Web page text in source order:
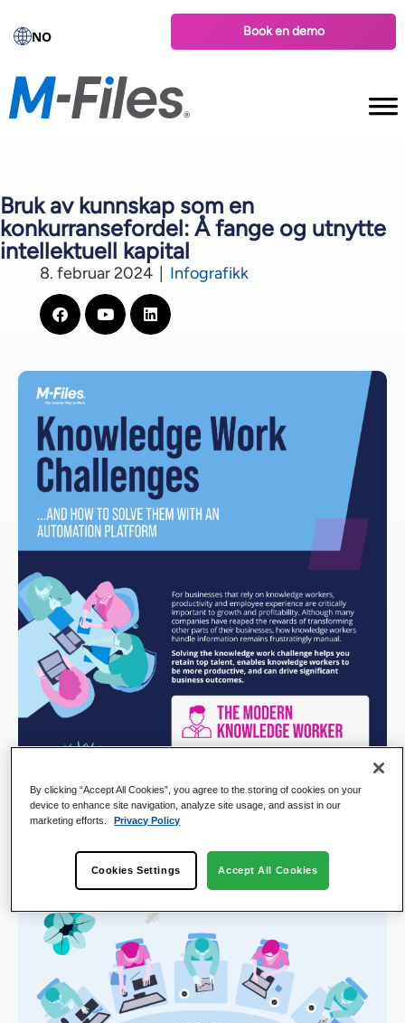
NO Book en demo
Bruk av kunnskap som en
konkurransefordel: Å fange og utnytte
intellektuell kapital
8. februar 2024 Infografikk
By clicking “Accept All Cookies”, you agree to the storing of cookies on your
device to enhance site navigation, analyze site usage, and assist in our
marketing efforts.
Privacy Policy
Cookies Settings Accept All Cookies